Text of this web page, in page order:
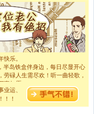
你新年快乐
愿望，一是今生今世和你在一
一起；三是三生三世和你不再分
乐
那一刻，你在我身后无助地哭
么爱你。我转身抱住你：这猪不
快乐。
半岛铁盒伴身边，每日尽显开心
劳碌人生需尽欢！听一曲轻歌，
事如愿
子：第一片叶子是信仰，第二
子是爱情，第四片叶子是幸运。
年快乐！
运、
！！